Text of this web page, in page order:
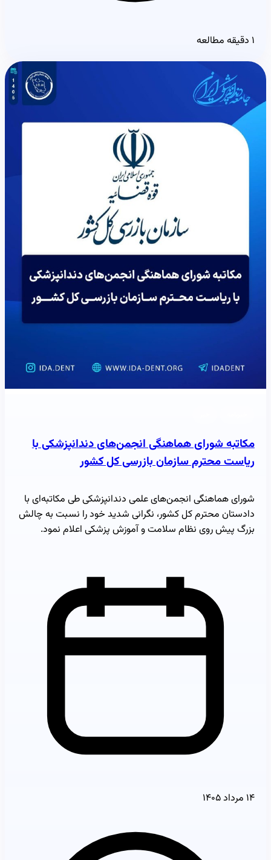
۱ دقیقه مطالعه
مکاتبه شورای هماهنگی انجمن‌های دندانپزشکی با
ریاست محترم سازمان بازرسی کل کشور
شورای هماهنگی انجمن‌های علمی دندانپزشکی طی مکاتبه‌ای با
دادستان محترم کل کشور، نگرانی شدید خود را نسبت به چالش
بزرگ پیش روی نظام سلامت و آموزش پزشکی اعلام نمود.
۱۴ مرداد ۱۴۰۵